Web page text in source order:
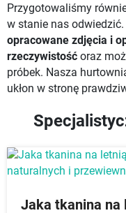
Przygotowaliśmy
w stanie nas odwiedzić.
opracowane zdjęcia i
rzeczywistość oraz
próbek. Nasza
ukłon w stronę
Jaka tkanina na